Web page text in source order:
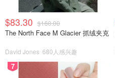
$83.30 $160.00
The North Face M Glacier 抓绒夹克
David Jones 680人感兴趣
7